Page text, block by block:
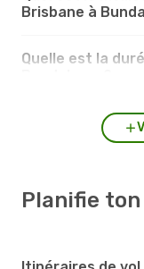
Brisbane à
Quelle est la
Planifie ton